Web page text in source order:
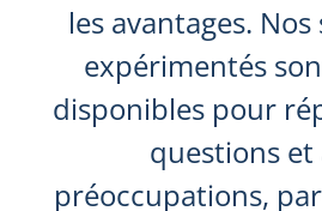
les avantages.
expérimentés
disponibles pour
questions et
préoccupations,